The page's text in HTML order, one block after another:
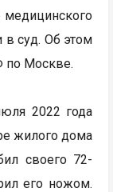
в суд. Об этом
по Москве.
2022 года
жилого дома
своего 72-
его ножом.